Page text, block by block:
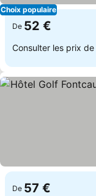
Choix populaire
De 52 €
Consulter les prix de
De 57 €